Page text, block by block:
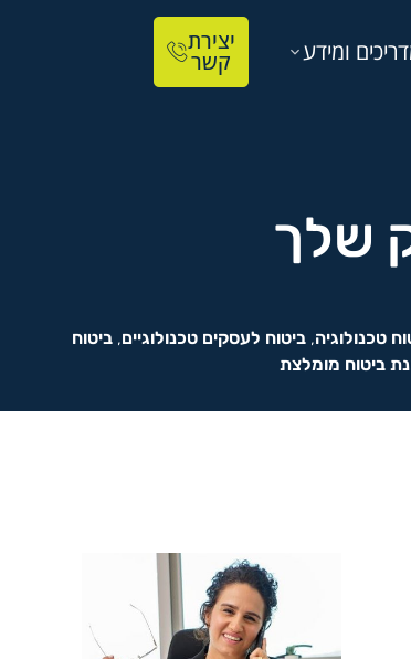
ומידע יצירת
קשר
שלך
טכנולוגיה, ביטוח לעסקים טכנולוגיים, ביטוח
ביטוח מומלצת